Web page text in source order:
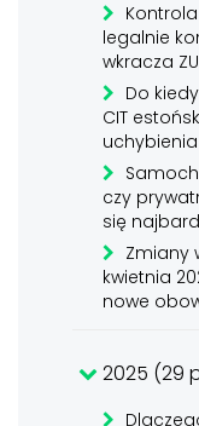
legalnie
wkracza
Do
CIT
czy
się
Zmiany
kwietnia
nowe
2025 (29